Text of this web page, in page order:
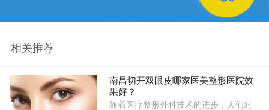
相关推荐
南昌切开双眼皮哪家医美整形医院效
果好？
随着医疗整形外科技术的进步，人们对